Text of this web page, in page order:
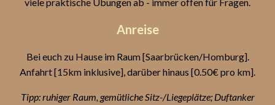
Anreise
Bei euch zu Hause im Raum [Saarbrücken/Homburg].
Anfahrt [15km inklusive], darüber hinaus [0.50€ pro km].
Tipp: ruhiger Raum, gemütliche Sitz-/Liegeplätze; Duftanker